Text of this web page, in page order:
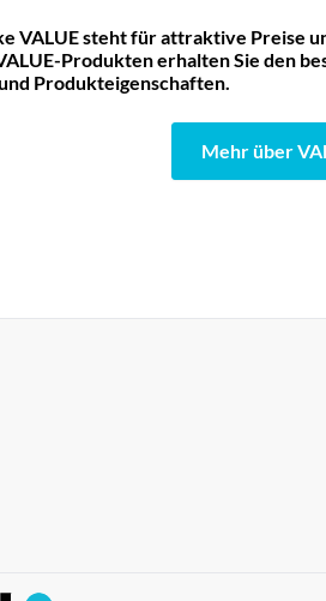
VALUE steht für attraktive Preise
Produkten erhalten Sie den
Produkteigenschaften.
Mehr über